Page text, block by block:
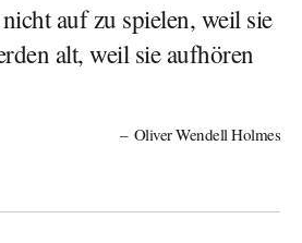
auf zu spielen, weil sie
alt, weil sie aufhören
Oliver Wendell Holmes